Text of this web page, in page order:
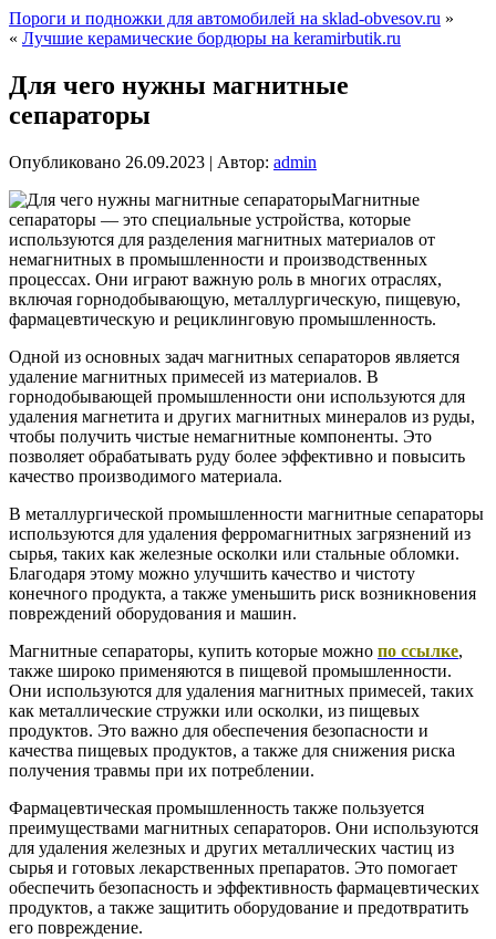
Пороги и подножки для автомобилей на sklad-obvesov.ru »
« Лучшие керамические бордюры на keramirbutik.ru
Для чего нужны магнитные
сепараторы
Опубликовано 26.09.2023 | Автор: admin
Магнитные
сепараторы — это специальные устройства, которые
используются для разделения магнитных материалов от
немагнитных в промышленности и производственных
процессах. Они играют важную роль в многих отраслях,
включая горнодобывающую, металлургическую, пищевую,
фармацевтическую и рециклинговую промышленность.
Одной из основных задач магнитных сепараторов является
удаление магнитных примесей из материалов. В
горнодобывающей промышленности они используются для
удаления магнетита и других магнитных минералов из руды,
чтобы получить чистые немагнитные компоненты. Это
позволяет обрабатывать руду более эффективно и повысить
качество производимого материала.
В металлургической промышленности магнитные сепараторы
используются для удаления ферромагнитных загрязнений из
сырья, таких как железные осколки или стальные обломки.
Благодаря этому можно улучшить качество и чистоту
конечного продукта, а также уменьшить риск возникновения
повреждений оборудования и машин.
Магнитные сепараторы, купить которые можно по ссылке,
также широко применяются в пищевой промышленности.
Они используются для удаления магнитных примесей, таких
как металлические стружки или осколки, из пищевых
продуктов. Это важно для обеспечения безопасности и
качества пищевых продуктов, а также для снижения риска
получения травмы при их потреблении.
Фармацевтическая промышленность также пользуется
преимуществами магнитных сепараторов. Они используются
для удаления железных и других металлических частиц из
сырья и готовых лекарственных препаратов. Это помогает
обеспечить безопасность и эффективность фармацевтических
продуктов, а также защитить оборудование и предотвратить
его повреждение.